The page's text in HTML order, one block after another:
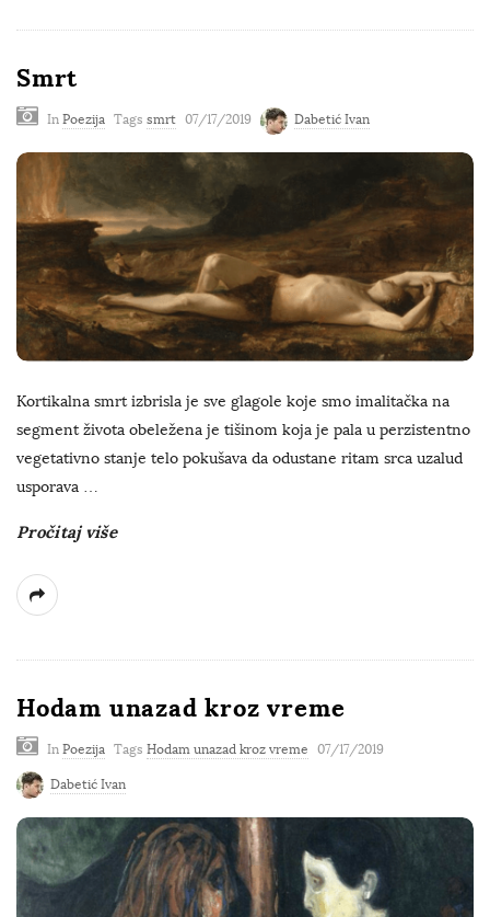
Smrt
In Poezija Tags smrt 07/17/2019 Dabetić Ivan
Kortikalna smrt izbrisla je sve glagole koje smo imalitačka na
segment života obeležena je tišinom koja je pala u perzistentno
vegetativno stanje telo pokušava da odustane ritam srca uzalud
usporava …
Pročitaj više
Hodam unazad kroz vreme
In Poezija Tags Hodam unazad kroz vreme 07/17/2019
Dabetić Ivan